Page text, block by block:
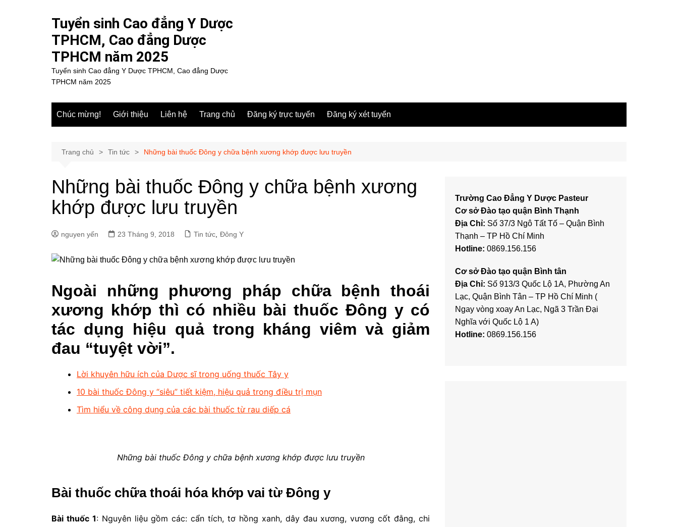
Tuyển sinh Cao đẳng Y Dược
TPHCM, Cao đẳng Dược
TPHCM năm 2025
Tuyển sinh Cao đẳng Y Dược TPHCM, Cao đẳng Dược
TPHCM năm 2025
Chúc mừng! Giới thiệu Liên hệ Trang chủ Đăng ký trực tuyến Đăng ký xét tuyển
Trang chủ Tin tức Những bài thuốc Đông y chữa bệnh xương khớp được lưu truyền
Những bài thuốc Đông y chữa bệnh xương
khớp được lưu truyền
nguyen yến 23 Tháng 9, 2018 Tin tức Đông Y
Ngoài những phương pháp chữa bệnh thoái
xương khớp thì có nhiều bài thuốc Đông y có
tác dụng hiệu quả trong kháng viêm và giảm
đau “tuyệt vời”.
Lời khuyên hữu ích của Dược sĩ trong uống thuốc Tây y
10 bài thuốc Đông y “siêu” tiết kiệm, hiệu quả trong điều trị mụn
Tìm hiểu về công dụng của các bài thuốc từ rau diếp cá
Những bài thuốc Đông y chữa bệnh xương khớp được lưu truyền
Bài thuốc chữa thoái hóa khớp vai từ Đông y
Bài thuốc 1: Nguyên liệu gồm các: cẩn tích, tơ hồng xanh, dây đau xương, vương cốt đằng, chi
Trường Cao Đẳng Y Dược Pasteur
Cơ sở Đào tạo quận Bình Thạnh
Địa Chỉ: Số 37/3 Ngô Tất Tố – Quận Bình
Thạnh – TP Hồ Chí Minh
Hotline: 0869.156.156
Cơ sở Đào tạo quận Bình tân
Địa Chỉ: Số 913/3 Quốc Lộ 1A, Phường An
Lạc, Quận Bình Tân – TP Hồ Chí Minh (
Ngay vòng xoay An Lạc, Ngã 3 Trần Đại
Nghĩa với Quốc Lộ 1 A)
Hotline: 0869.156.156